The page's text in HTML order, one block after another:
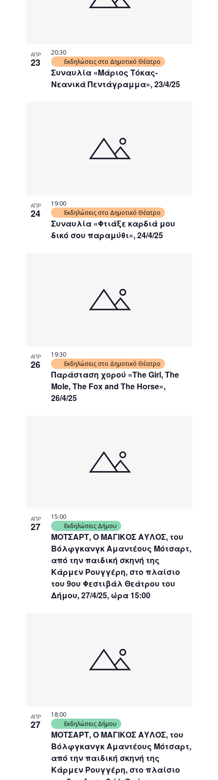
ΑΠΡ
23
Συναυλία «Μάριος Τόκας-
Νεανικά Πεντάγραμμα», 23/4/25
20:30
Εκδηλώσεις στο Δημοτικό Θέατρο
ΑΠΡ
24
Συναυλία «Φτιάξε καρδιά μου
δικό σου παραμύθι», 24/4/25
19:00
Εκδηλώσεις στο Δημοτικό Θέατρο
ΑΠΡ
26
Παράσταση χορού «The Girl, The
Mole, The Fox and The Horse»,
26/4/25
19:30
Εκδηλώσεις στο Δημοτικό Θέατρο
ΑΠΡ
27
ΜΟΤΣΑΡΤ, Ο ΜΑΓΙΚΟΣ ΑΥΛΟΣ, του
Βόλφγκανγκ Αμαντέους Μότσαρτ,
από την παιδική σκηνή της
Κάρμεν Ρουγγέρη, στο πλαίσιο
του 9ου Φεστιβάλ Θεάτρου του
Δήμου, 27/4/25, ώρα 15:00
15:00
Εκδηλώσεις Δήμου
ΑΠΡ
27
ΜΟΤΣΑΡΤ, Ο ΜΑΓΙΚΟΣ ΑΥΛΟΣ, του
Βόλφγκανγκ Αμαντέους Μότσαρτ,
από την παιδική σκηνή της
Κάρμεν Ρουγγέρη, στο πλαίσιο
18:00
Εκδηλώσεις Δήμου